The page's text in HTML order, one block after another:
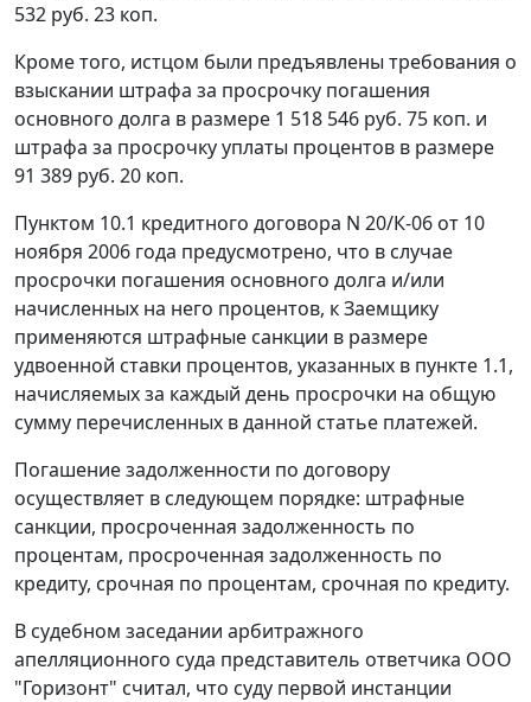
532 руб. 23 коп.
Кроме того, истцом были предъявлены требования о
взыскании штрафа за просрочку погашения
основного долга в размере 1 518 546 руб. 75 коп. и
штрафа за просрочку уплаты процентов в размере
91 389 руб. 20 коп.
Пунктом 10.1 кредитного договора N 20/К-06 от 10
ноября 2006 года предусмотрено, что в случае
просрочки погашения основного долга и/или
начисленных на него процентов, к Заемщику
применяются штрафные санкции в размере
удвоенной ставки процентов, указанных в пункте 1.1,
начисляемых за каждый день просрочки на общую
сумму перечисленных в данной статье платежей.
Погашение задолженности по договору
осуществляет в следующем порядке: штрафные
санкции, просроченная задолженность по
процентам, просроченная задолженность по
кредиту, срочная по процентам, срочная по кредиту.
В судебном заседании арбитражного
апелляционного суда представитель ответчика ООО
"Горизонт" считал, что суду первой инстанции